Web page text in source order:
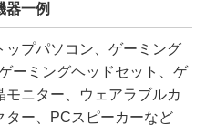
器一例
ップパソコン、ゲーミング
ーミングヘッドセット、ゲ
ニター、ウェアラブルカ
ター、PCスピーカーなど